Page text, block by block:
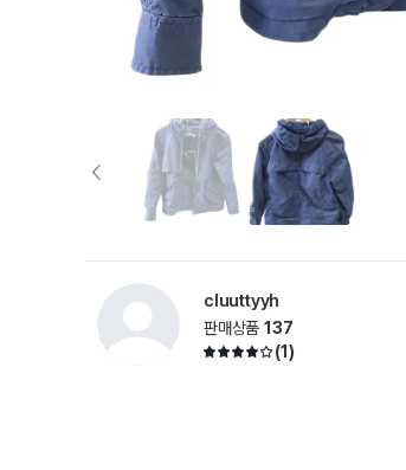
cluuttyyh
판매상품 137
(1 )